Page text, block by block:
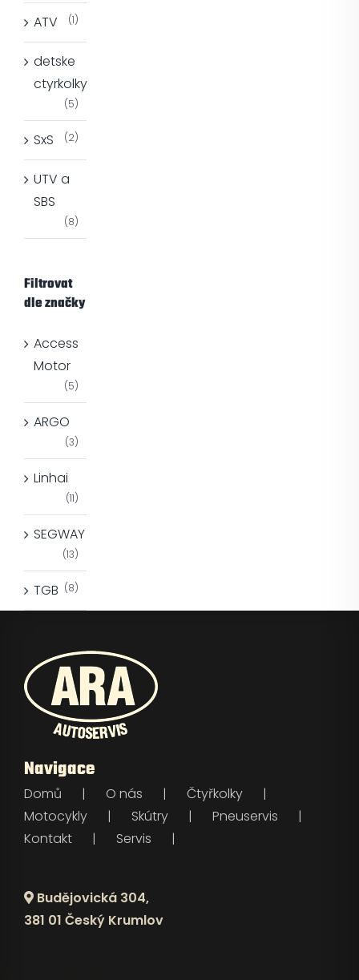
ATV (1)
detske
ctyrkolky
(5)
SxS (2)
UTV a
SBS
(8)
Filtrovat
dle značky
Access
Motor
(5)
ARGO
(3)
Linhai
(11)
SEGWAY
(13)
TGB (8)
Navigace
Domů O nás
Čtyřkolky
Motocykly
Skútry
Pneuservis
Kontakt
Servis
Budějovická 304,
381 01 Český Krumlov